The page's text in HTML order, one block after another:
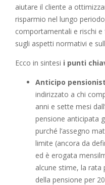
aiutare il cliente a
risparmio nel lungo
comportamentali e rischi e
sugli aspetti normativi e
Ecco in sintesi i punti
Anticipo
indirizzato a chi
anni e sette mesi
pensione anticipata
purché l’assegno
limite (ancora da
ed è erogata
alcune stime, la rata
della pensione per